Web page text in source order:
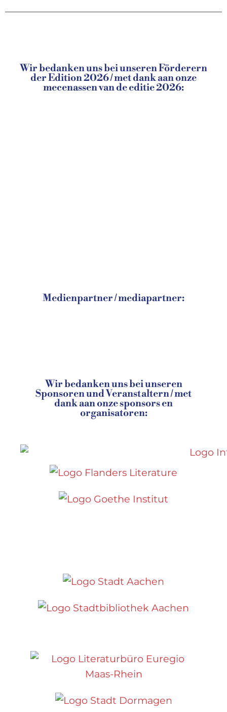
Wir bedanken uns bei unseren Förderern
der Edition 2026 / met dank aan onze
mecenassen van de editie 2026:
Medienpartner / mediapartner:
Wir bedanken uns bei unseren
Sponsoren und Veranstaltern / met
dank aan onze sponsors en
organisatoren: